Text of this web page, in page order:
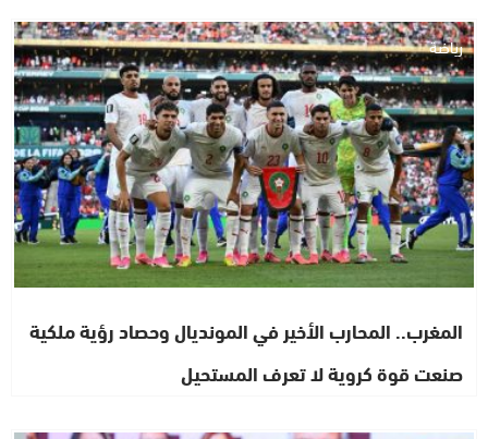
رياضة
المغرب.. المحارب الأخير في المونديال وحصاد رؤية ملكية
صنعت قوة كروية لا تعرف المستحيل